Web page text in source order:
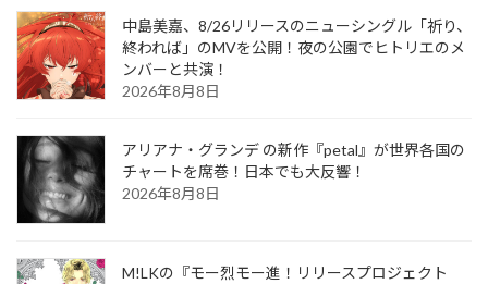
中島美嘉、8/26リリースのニューシングル「祈り、
終われば」のMVを公開！夜の公園でヒトリエのメ
ンバーと共演！
2026年8月8日
アリアナ・グランデ の新作『petal』が世界各国の
チャートを席巻！日本でも大反響！
2026年8月8日
M!LKの『モー烈モー進！リリースプロジェクト